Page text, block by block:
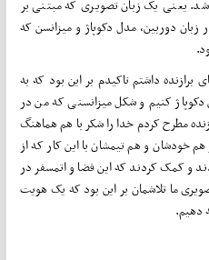
یعنی یک زبان تصویری که مبتنی بر
دوربین، مدل دکوپاژ و میزانسن که
داشتم تاکیدم بر این بود که به
دکوپاژ کنیم و شکل میزانسنی که من در
مطرح کردم خدا را شکر با هم هماهنگ
خودشان و هم تیمشان با این کار که از
و کمک کردند که این فضا و اتمسفر در
ما تلاشمان بر این بود که یک هویت
دهیم.